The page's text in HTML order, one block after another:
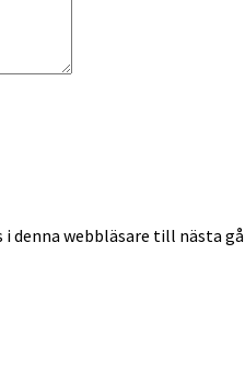
webbläsare till nästa